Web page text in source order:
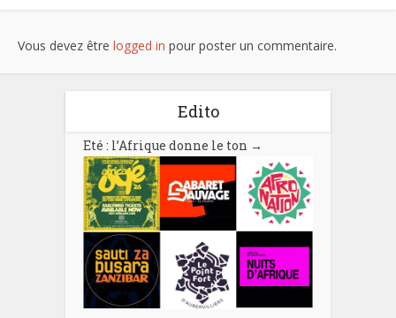
Vous devez être logged in pour poster un commentaire.
Edito
Eté : l’Afrique donne le ton →